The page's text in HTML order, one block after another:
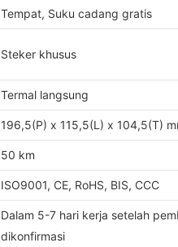
Tempat, Suku cadang gratis
Steker khusus
Termal langsung
196,5(P) x 115,5(L) x 104,5(T)
50 km
ISO9001, CE, RoHS, BIS, CCC
Dalam 5-7 hari kerja setelah
dikonfirmasi